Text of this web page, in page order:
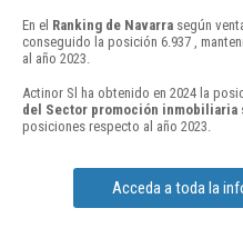
En el Ranking de Navarra según
conseguido la posición 6.937 ,
al año 2023.
Actinor Sl ha obtenido en 2024 la
del Sector promoción inmobiliaria
posiciones respecto al año 2023.
Acceda a toda la